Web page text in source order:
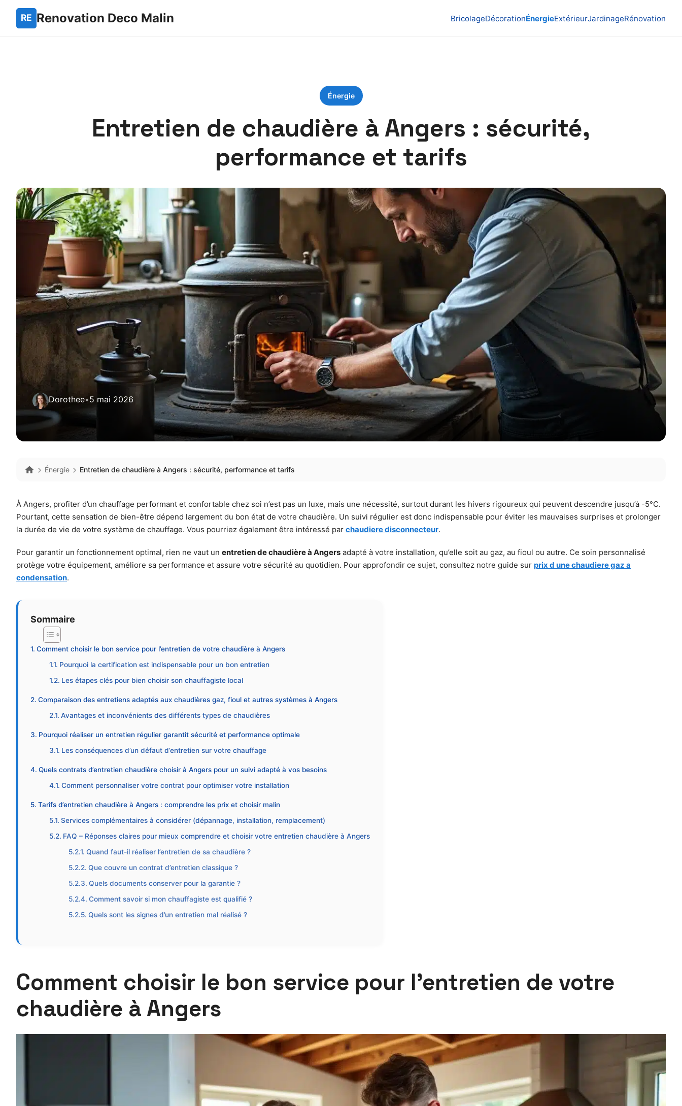
Renovation Deco Malin BricolageDécorationÉnergieExtérieurJardinageRénovation
Énergie
Entretien de chaudière à Angers : sécurité,
performance et tarifs
Dorothee•5 mai 2026
Énergie Entretien de chaudière à Angers : sécurité, performance et tarifs
À Angers, profiter d’un chauffage performant et confortable chez soi n’est pas un luxe, mais une nécessité, surtout durant les hivers rigoureux qui peuvent descendre jusqu’à -5°C.
Pourtant, cette sensation de bien-être dépend largement du bon état de votre chaudière. Un suivi régulier est donc indispensable pour éviter les mauvaises surprises et prolonger
la durée de vie de votre système de chauffage. Vous pourriez également être intéressé par chaudiere disconnecteur.
Pour garantir un fonctionnement optimal, rien ne vaut un entretien de chaudière à Angers adapté à votre installation, qu’elle soit au gaz, au fioul ou autre. Ce soin personnalisé
protège votre équipement, améliore sa performance et assure votre sécurité au quotidien. Pour approfondir ce sujet, consultez notre guide sur prix d une chaudiere gaz a
condensation.
Sommaire
Comment choisir le bon service pour l’entretien de votre chaudière à Angers
Pourquoi la certification est indispensable pour un bon entretien
Les étapes clés pour bien choisir son chauffagiste local
Comparaison des entretiens adaptés aux chaudières gaz, fioul et autres systèmes à Angers
Avantages et inconvénients des différents types de chaudières
Pourquoi réaliser un entretien régulier garantit sécurité et performance optimale
Les conséquences d’un défaut d’entretien sur votre chauffage
Quels contrats d’entretien chaudière choisir à Angers pour un suivi adapté à vos besoins
Comment personnaliser votre contrat pour optimiser votre installation
Tarifs d’entretien chaudière à Angers : comprendre les prix et choisir malin
Services complémentaires à considérer (dépannage, installation, remplacement)
FAQ – Réponses claires pour mieux comprendre et choisir votre entretien chaudière à Angers
Quand faut-il réaliser l’entretien de sa chaudière ?
Que couvre un contrat d’entretien classique ?
Quels documents conserver pour la garantie ?
Comment savoir si mon chauffagiste est qualifié ?
Quels sont les signes d’un entretien mal réalisé ?
Comment choisir le bon service pour l’entretien de votre
chaudière à Angers